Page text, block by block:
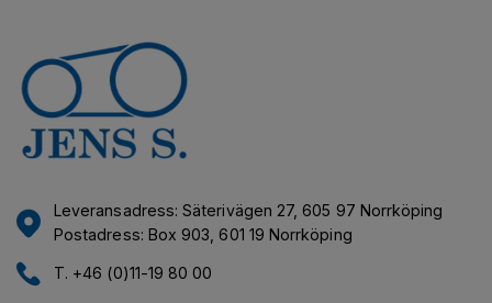
Leveransadress: Säterivägen 27, 605 97 Norrköping
Postadress: Box 903, 601 19 Norrköping
T. +46 (0)11-19 80 00